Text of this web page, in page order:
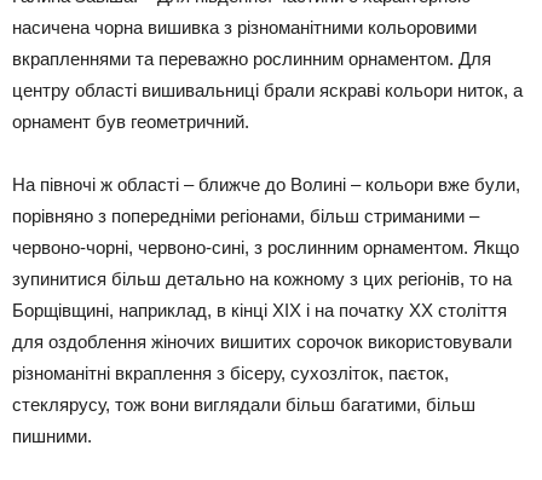
насичена чорна вишивка з різноманітними кольоровими
вкрапленнями та переважно рослинним орнаментом. Для
центру області вишивальниці брали яскраві кольори ниток, а
орнамент був геометричний.
На півночі ж області – ближче до Волині – кольори вже були,
порівняно з попередніми регіонами, більш стриманими –
червоно-чорні, червоно-сині, з рослинним орнаментом. Якщо
зупинитися більш детально на кожному з цих регіонів, то на
Борщівщині, наприклад, в кінці ХІХ і на початку ХХ століття
для оздоблення жіночих вишитих сорочок використовували
різноманітні вкраплення з бісеру, сухозліток, паєток,
стеклярусу, тож вони виглядали більш багатими, більш
пишними.